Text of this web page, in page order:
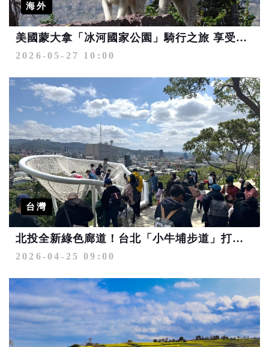
海外
美國蒙大拿「冰河國家公園」騎行之旅 享受多元運動探險
2026-05-27 10:00
台灣
北投全新綠色廊道！台北「小牛埔步道」打造近郊山生態秘境
2026-04-25 09:00